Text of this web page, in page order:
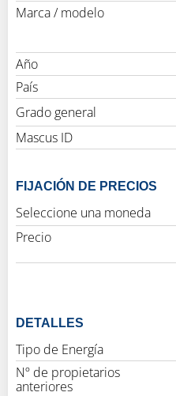
Marca / modelo
Año
País
Grado general
Mascus ID
FIJACIÓN DE PRECIOS
Seleccione una moneda
Precio
DETALLES
Tipo de Energía
Nº de propietarios
anteriores